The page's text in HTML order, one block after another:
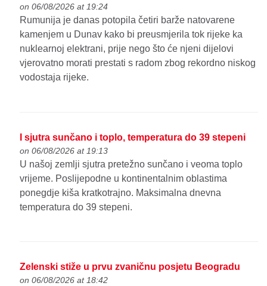
on 06/08/2026 at 19:24
Rumunija je danas potopila četiri barže natovarene
kamenjem u Dunav kako bi preusmjerila tok rijeke ka
nuklearnoj elektrani, prije nego što će njeni dijelovi
vjerovatno morati prestati s radom zbog rekordno niskog
vodostaja rijeke.
I sjutra sunčano i toplo, temperatura do 39 stepeni
on 06/08/2026 at 19:13
U našoj zemlji sjutra pretežno sunčano i veoma toplo
vrijeme. Poslijepodne u kontinentalnim oblastima
ponegdje kiša kratkotrajno. Maksimalna dnevna
temperatura do 39 stepeni.
Zelenski stiže u prvu zvaničnu posjetu Beogradu
on 06/08/2026 at 18:42